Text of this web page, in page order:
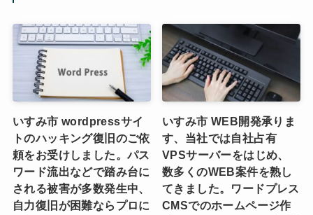
いすみ市 wordpressサイ
トのハッキング復旧のご依
頼をお受けしました。パス
ワード流出などで踏み台に
される被害が多数発生中、
自力復旧が困難ならプロに
いすみ市 WEB開発承りま
す、当社では自社占有
VPSサーバーをはじめ、
数多くのWEB案件を熟し
てきました。ワードプレス
CMSでのホームページ作